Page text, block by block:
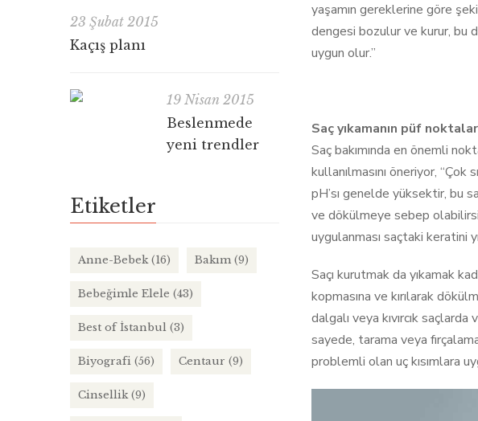
yaşamın gereklerine göre
dengesi bozulur ve kurur, bu
uygun olur.”
Saç yıkamanın püf
Saç bakımında en önemli
kullanılmasını öneriyor, “Çok
pH’sı genelde yüksektir, bu
ve dökülmeye sebep
uygulanması saçtaki keratini
Saçı kurutmak da yıkamak
kopmasına ve kırılarak
dalgalı veya kıvırcık
sayede, tarama veya
problemli olan uç kısımlara
23 Şubat 2015
Kaçış planı
19 Nisan 2015
Beslenmede
yeni trendler
Etiketler
Anne-Bebek(16) Bakım (9)
Bebeğimle Elele (43)
Best of İstanbul (3)
Biyografi (56) Centaur (9)
Cinsellik(9)